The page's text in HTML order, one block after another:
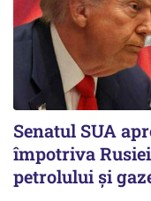
Senatul SUA
împotriva
petrolului și